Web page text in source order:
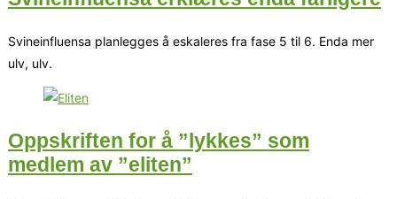
Svineinfluensa planlegges å eskaleres fra fase 5 til 6. Enda mer
ulv, ulv.
Oppskriften for å ”lykkes” som
medlem av ”eliten”